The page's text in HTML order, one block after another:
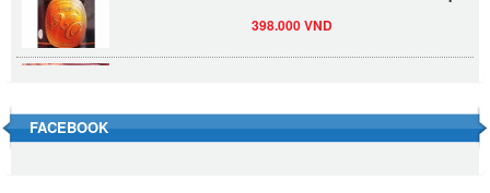
FACEBOOK